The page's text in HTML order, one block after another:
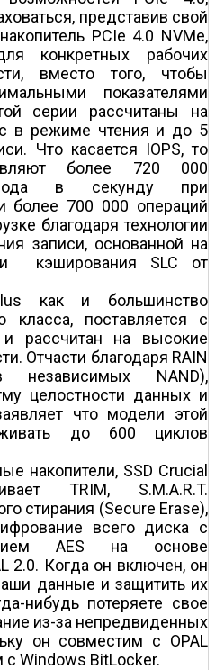
представив свой
PCIe 4.0 NVMe,
конкретных рабочих
вместо того, чтобы
показателями
серии рассчитаны на
с в режиме чтения и до 5
Что касается IOPS, то
более 720 000
в секунду при
более 700 000 операций
благодаря технологии
записи, основанной на
кэширования SLC от
как и большинство
класса, поставляется с
и рассчитан на высокие
Отчасти благодаря RAIN
независимых NAND),
целостности данных и
что модели этой
до 600 циклов
накопители, SSD Crucial
TRIM, S.M.A.R.T.
стирания (Secure Erase),
всего диска с
AES на основе
2.0. Когда он включен, он
данные и защитить их
нибудь потеряете свое
из-за непредвиденных
он совместим с OPAL
с Windows BitLocker.